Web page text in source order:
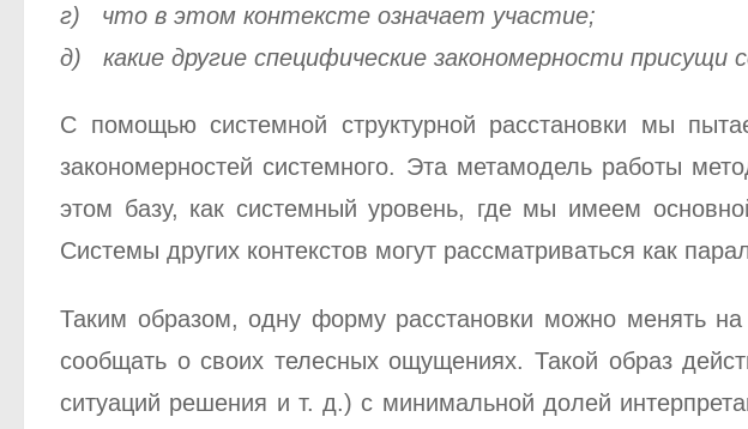
г) что в этом контексте означает участие;
д) какие другие специфические закономерности
С помощью системной структурной расстановки мы
закономерностей системного. Эта метамодель работы
этом базу, как системный уровень, где мы имеем
Системы других контекстов могут рассматриваться как
Таким образом, одну форму расстановки можно менять
сообщать о своих телесных ощущениях. Такой образ
ситуаций решения и т. д.) с минимальной долей